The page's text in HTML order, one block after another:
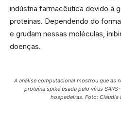
indústria farmacêutica devido à
proteínas. Dependendo do
e grudam nessas moléculas,
doenças.
A análise computacional mostrou que as
proteína spike usada pelo vírus
hospedeiras. Foto: Cláudia